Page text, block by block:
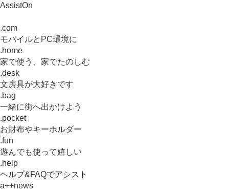
AssistOn
.com
モバイルとPC環境に
.home
家で使う、家でたのしむ
.desk
文房具が大好きです
.bag
一緒に街へ出かけよう
.pocket
お財布やキーホルダー
.fun
遊んでも使って嬉しい
.help
ヘルプ&FAQでアシスト
a++news